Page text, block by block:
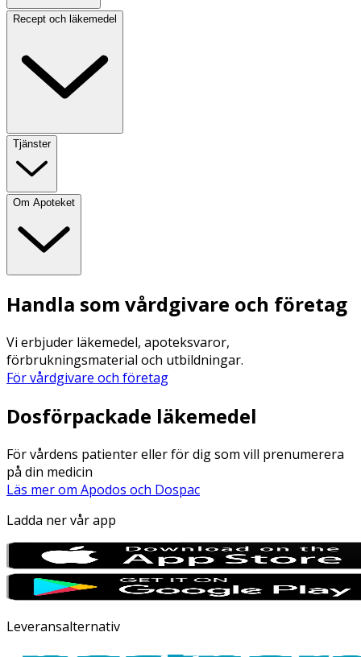
Recept och läkemedel
Tjänster
Om Apoteket
Handla som vårdgivare och företag
Vi erbjuder läkemedel, apoteksvaror,
förbrukningsmaterial och utbildningar.
För vårdgivare och företag
Dosförpackade läkemedel
För vårdens patienter eller för dig som vill prenumerera
på din medicin
Läs mer om Apodos och Dospac
Ladda ner vår app
Leveransalternativ